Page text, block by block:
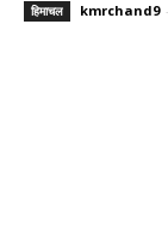
हिमाचल kmrchand9 -